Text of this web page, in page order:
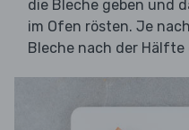
die Bleche geben und
im Ofen rösten. Je
Bleche nach der